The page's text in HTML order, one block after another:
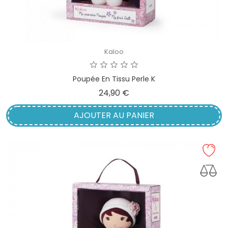
Kaloo
Poupée En Tissu Perle K
24,90 €
AJOUTER AU PANIER